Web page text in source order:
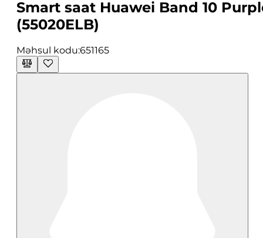
Smart saat Huawei Band 10
(55020ELB)
Məhsul kodu:651165